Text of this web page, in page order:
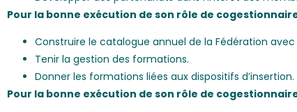
Pour la bonne exécution de son rôle de
Construire le catalogue annuel de la Fédération avec
Tenir la gestion des formations.
Donner les formations liées aux dispositifs d’insertion.
Pour la bonne exécution de son rôle de